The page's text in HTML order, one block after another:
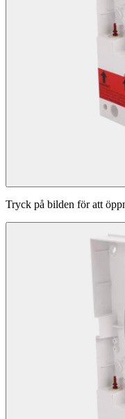
Tryck på bilden för att